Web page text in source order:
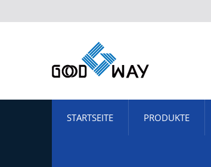
STARTSEITE PRODUKTE